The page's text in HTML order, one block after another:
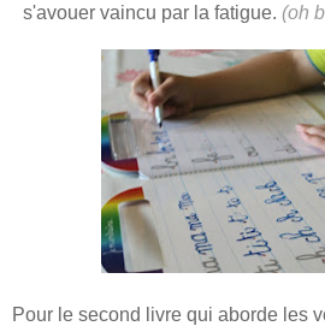
s'avouer vaincu par la fatigue. (oh
Pour le second livre qui aborde les